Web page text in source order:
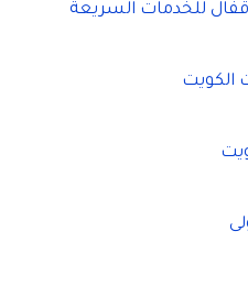
للخدمات السريعة
الكويت